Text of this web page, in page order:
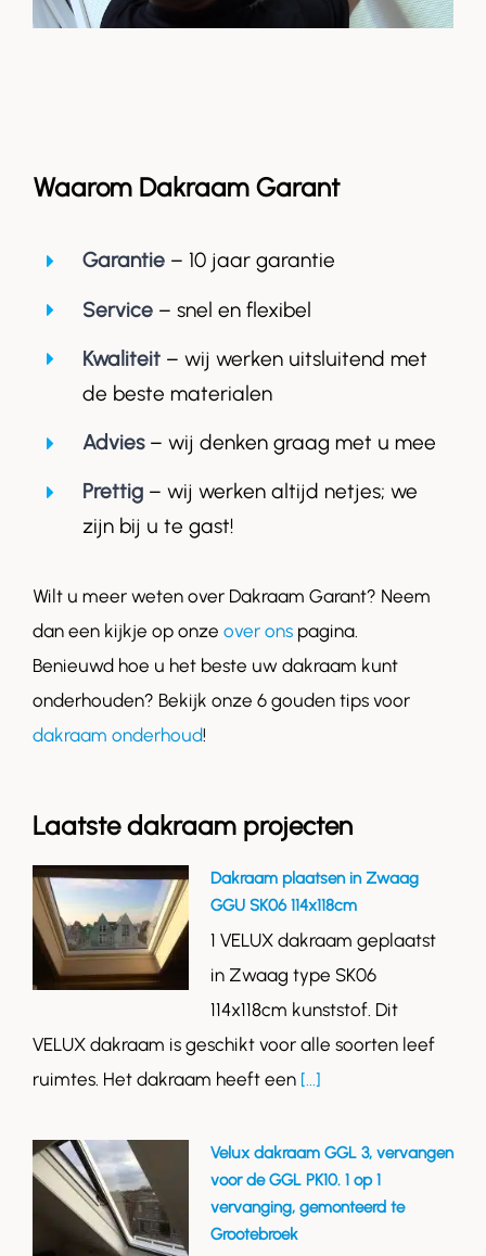
Waarom Dakraam Garant
Garantie– 10 jaar garantie
Service – snel en flexibel
Kwaliteit– wij werken uitsluitend met
de beste materialen
Advies– wij denken graag met u mee
Prettig– wij werken altijd netjes; we
zijn bij u te gast!
Wilt u meer weten over Dakraam Garant? Neem
dan een kijkje op onze over ons pagina.
Benieuwd hoe u het beste uw dakraam kunt
onderhouden? Bekijk onze 6 gouden tips voor
dakraam onderhoud!
Laatste dakraam projecten
Dakraam plaatsen in Zwaag
GGU SK06 114x118cm
1 VELUX dakraam geplaatst
in Zwaag type SK06
114x118cm kunststof. Dit
VELUX dakraam is geschikt voor alle soorten leef
ruimtes. Het dakraam heeft een [...]
Velux dakraam GGL 3, vervangen
voor de GGL PK10. 1 op 1
vervanging, gemonteerd te
Grootebroek